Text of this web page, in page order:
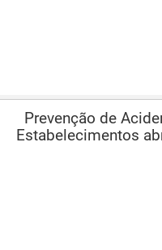
Prevenção de
Estabelecimentos